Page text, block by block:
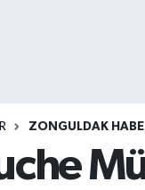
ZONGULDAK